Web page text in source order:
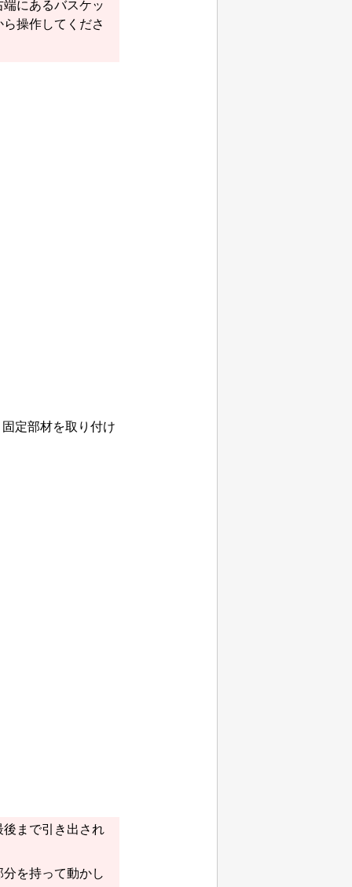
端にあるバスケッ
操作してくださ
定部材を取り付け
まで引き出され
分を持って動かし